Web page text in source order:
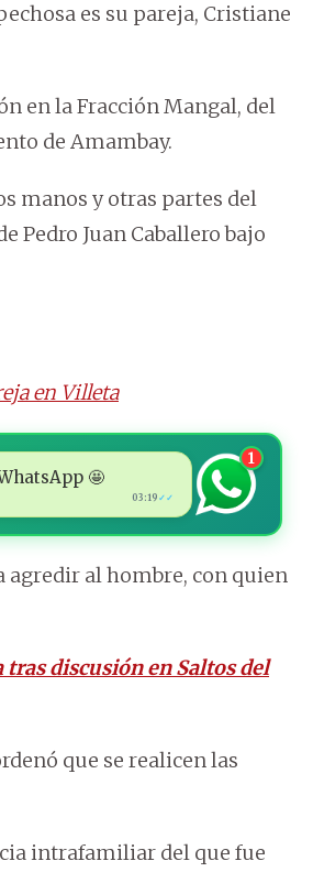
es su pareja, Cristiane
en la Fracción Mangal, del
de Amambay.
manos y otras partes del
Pedro Juan Caballero bajo
en Villeta
🤩
03:19 ✓✓
1
al hombre, con quien
discusión en Saltos del
que se realicen las
intrafamiliar del que fue